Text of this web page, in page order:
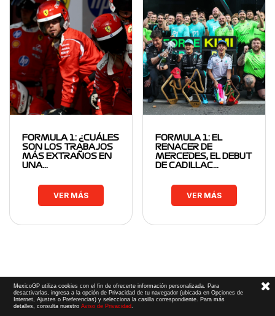
FORMULA 1: ¿CUÁLES
SON LOS TRABAJOS
MÁS EXTRAÑOS EN
UNA…
VER MÁS
FORMULA 1: EL
RENACER DE
MERCEDES, EL DEBUT
DE CADILLAC…
VER MÁS
MexicoGP utiliza cookies con el fin de ofrecerte información personalizada. Para
desactivarlas, ingresa a la opción de Privacidad de tu navegador (ubicada en Opciones de
Internet, Ajustes o Preferencias) y selecciona la casilla correspondiente. Para más
detalles, consulta nuestroAviso de Privacidad.